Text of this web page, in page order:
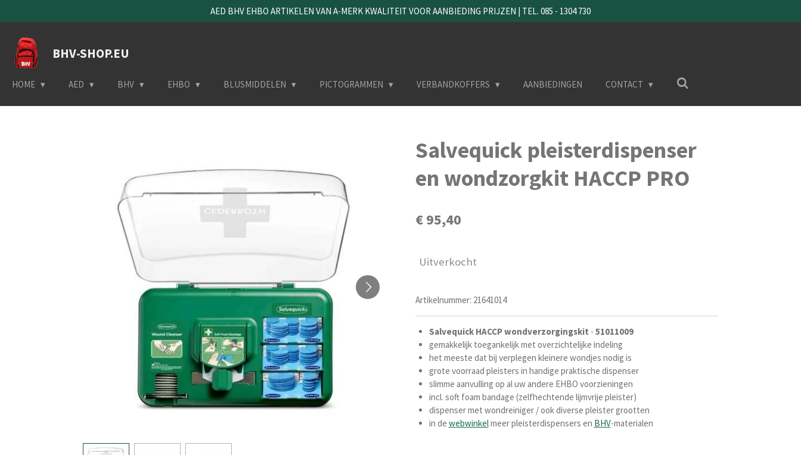
direct
naar
hoofdinhoud
AED BHV EHBO ARTIKELEN VAN A-MERK KWALITEIT VOOR AANBIEDING PRIJZEN | TEL. 085 - 1304 730
BHV-SHOP.EU
HOME AED BHV EHBO BLUSMIDDELEN PICTOGRAMMEN VERBANDKOFFERS AANBIEDINGEN CONTACT
Salvequick pleisterdispenser
en wondzorgkit HACCP PRO
€ 95,40
Uitverkocht
Artikelnummer: 21641014
Salvequick HACCP wondverzorgingskit - 51011009
gemakkelijk toegankelijk met overzichtelijke indeling
het meeste dat bij verplegen kleinere wondjes nodig is
grote voorraad pleisters in handige praktische dispenser
slimme aanvulling op al uw andere EHBO voorzieningen
incl. soft foam bandage (zelfhechtende lijmvrije pleister)
dispenser met wondreiniger / ook diverse pleister grootten
in de webwinkelmeer pleisterdispensers en BHV-materialen